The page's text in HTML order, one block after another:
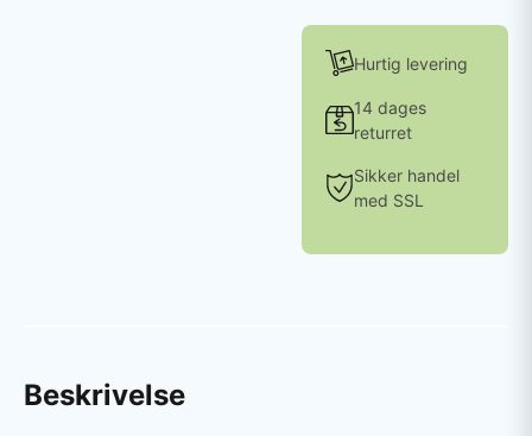
Hurtig levering
14 dages
returret
Sikker handel
med SSL
Beskrivelse